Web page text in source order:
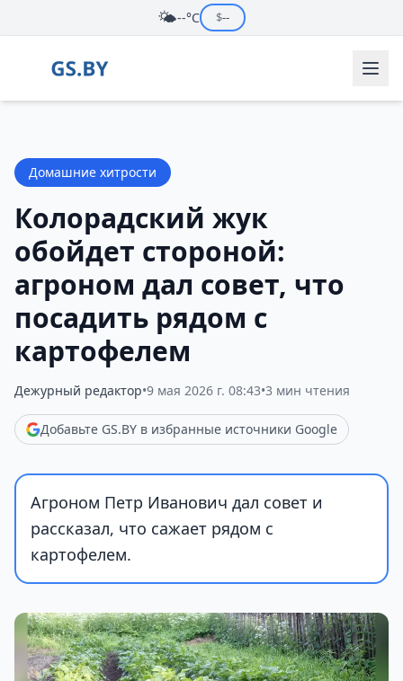
🌤️--°C $--
Домашние хитрости
Колорадский жук
обойдет стороной:
агроном дал совет, что
посадить рядом с
картофелем
Дежурный редактор•9 мая 2026 г. 08:43•3 мин чтения
Добавьте GS.BY в избранные источники Google
Агроном Петр Иванович дал совет и
рассказал, что сажает рядом с
картофелем.